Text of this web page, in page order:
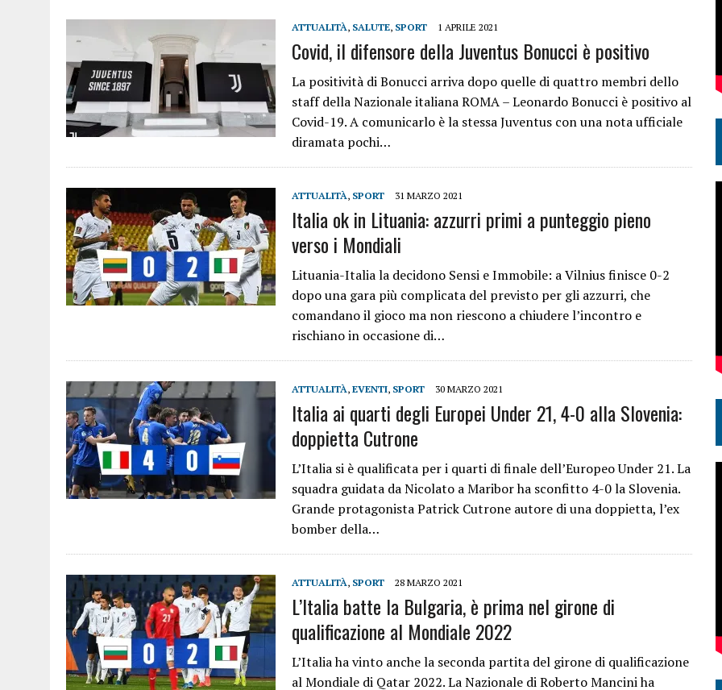
ATTUALITÀ, SALUTE, SPORT 1 APRILE 2021
Covid, il difensore della Juventus Bonucci è positivo
La positività di Bonucci arriva dopo quelle di quattro membri dello
staff della Nazionale italiana ROMA – Leonardo Bonucci è positivo al
Covid-19. A comunicarlo è la stessa Juventus con una nota ufficiale
diramata pochi…
ATTUALITÀ, SPORT 31 MARZO 2021
Italia ok in Lituania: azzurri primi a punteggio pieno
verso i Mondiali
Lituania-Italia la decidono Sensi e Immobile: a Vilnius finisce 0-2
dopo una gara più complicata del previsto per gli azzurri, che
comandano il gioco ma non riescono a chiudere l’incontro e
rischiano in occasione di…
ATTUALITÀ, EVENTI, SPORT 30 MARZO 2021
Italia ai quarti degli Europei Under 21, 4-0 alla Slovenia:
doppietta Cutrone
L’Italia si è qualificata per i quarti di finale dell’Europeo Under 21. La
squadra guidata da Nicolato a Maribor ha sconfitto 4-0 la Slovenia.
Grande protagonista Patrick Cutrone autore di una doppietta, l’ex
bomber della…
ATTUALITÀ, SPORT 28 MARZO 2021
L’Italia batte la Bulgaria, è prima nel girone di
qualificazione al Mondiale 2022
L’Italia ha vinto anche la seconda partita del girone di qualificazione
al Mondiale di Qatar 2022. La Nazionale di Roberto Mancini ha